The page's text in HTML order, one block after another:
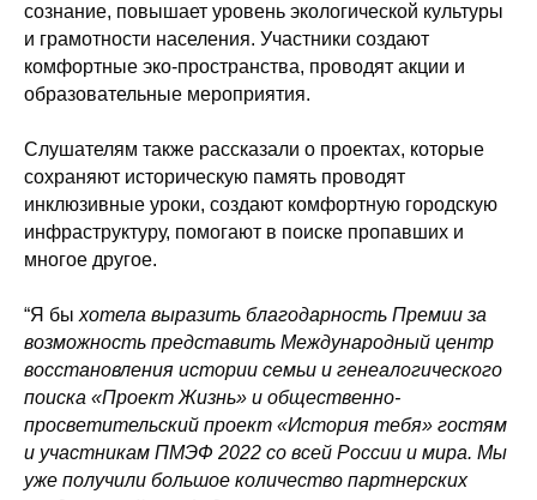
сознание, повышает уровень экологической культуры
и грамотности населения. Участники создают
комфортные эко-пространства, проводят акции и
образовательные мероприятия.
Слушателям также рассказали о проектах, которые
сохраняют историческую память проводят
инклюзивные уроки, создают комфортную городскую
инфраструктуру, помогают в поиске пропавших и
многое другое.
“Я бы хотела выразить благодарность Премии за
возможность представить Международный центр
восстановления истории семьи и генеалогического
поиска «Проект Жизнь» и общественно-
просветительский проект «История тебя» гостям
и участникам ПМЭФ 2022 со всей России и мира. Мы
уже получили большое количество партнерских